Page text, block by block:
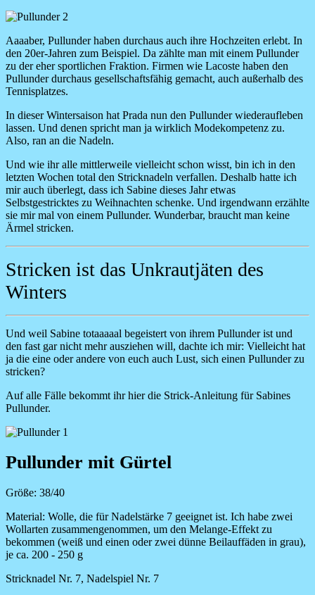
Image
Aaaaber, Pullunder haben durchaus auch ihre Hochzeiten erlebt. In
den 20er-Jahren zum Beispiel. Da zählte man mit einem Pullunder
zu der eher sportlichen Fraktion. Firmen wie Lacoste haben den
Pullunder durchaus gesellschaftsfähig gemacht, auch außerhalb des
Tennisplatzes.
In dieser Wintersaison hat Prada nun den Pullunder wiederaufleben
lassen. Und denen spricht man ja wirklich Modekompetenz zu.
Also, ran an die Nadeln.
Und wie ihr alle mittlerweile vielleicht schon wisst, bin ich in den
letzten Wochen total den Stricknadeln verfallen. Deshalb hatte ich
mir auch überlegt, dass ich Sabine dieses Jahr etwas
Selbstgestricktes zu Weihnachten schenke. Und irgendwann erzählte
sie mir mal von einem Pullunder. Wunderbar, braucht man keine
Ärmel stricken.
Stricken ist das Unkrautjäten des
Winters
Und weil Sabine totaaaaal begeistert von ihrem Pullunder ist und
den fast gar nicht mehr ausziehen will, dachte ich mir: Vielleicht hat
ja die eine oder andere von euch auch Lust, sich einen Pullunder zu
stricken?
Auf alle Fälle bekommt ihr hier die Strick-Anleitung für Sabines
Pullunder.
Image
Pullunder mit Gürtel
Größe: 38/40
Material: Wolle, die für Nadelstärke 7 geeignet ist. Ich habe zwei
Wollarten zusammengenommen, um den Melange-Effekt zu
bekommen (weiß und einen oder zwei dünne Beilauffäden in grau),
je ca. 200 - 250 g
Stricknadel Nr. 7, Nadelspiel Nr. 7